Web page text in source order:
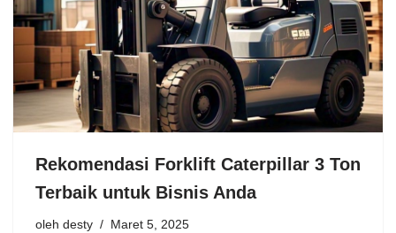
Rekomendasi Forklift Caterpillar 3 Ton
Terbaik untuk Bisnis Anda
oleh desty Maret 5, 2025